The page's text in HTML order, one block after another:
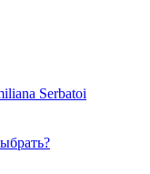
Serbatoi